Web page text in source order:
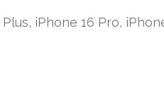
iPhone 16 Pro,